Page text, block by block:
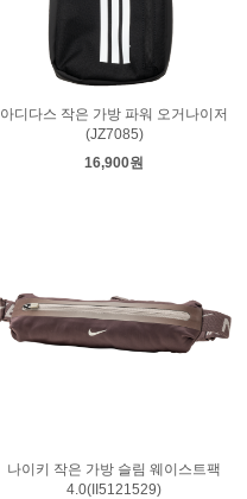
아디다스 작은 가방 파워 오거나이저
(JZ7085)
16,900원
나이키 작은 가방 슬림 웨이스트팩
4.0(II5121529)